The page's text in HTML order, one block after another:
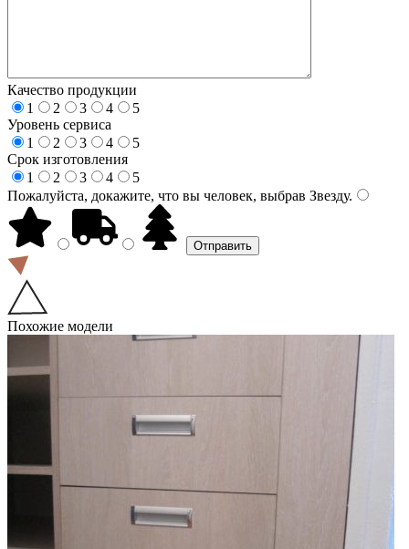
Качество продукции
1
2 3 4
5
Уровень сервиса
1
2 3 4
5
Срок изготовления
1
2 3 4
5
Пожалуйста, докажите, что вы человек, выбрав Звезду.
Похожие модели